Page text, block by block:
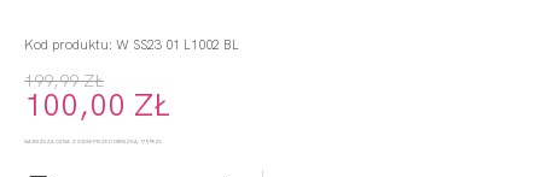
Kod produktu: W SS23 01 L1002 BL
199,99 ZŁ
100,00 ZŁ
NAJNIŻSZA CENA Z 30 DNI PRZED OBNIŻKĄ: 179,99 ZŁ